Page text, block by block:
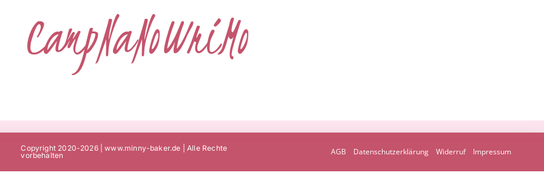
CampNaNoWriMo
Copyright 2020-2026 | www.minny-baker.de | Alle Rechte
vorbehalten
AGB Datenschutzerklärung Widerruf Impressum